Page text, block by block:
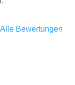
Alle Bewertungen